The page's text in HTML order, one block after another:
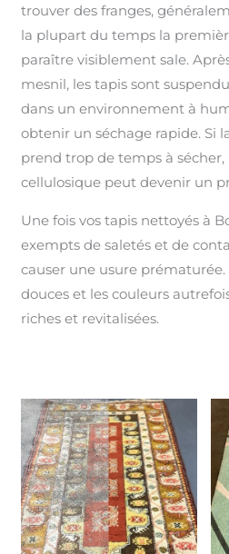
trouver des franges,
la plupart du temps la
paraître visiblement sale.
mesnil, les tapis sont
dans un environnement à
obtenir un séchage rapide. Si
prend trop de temps à
cellulosique peut devenir un
Une fois vos tapis nettoyés à
exempts de saletés et de
causer une usure
douces et les couleurs
riches et revitalisées.